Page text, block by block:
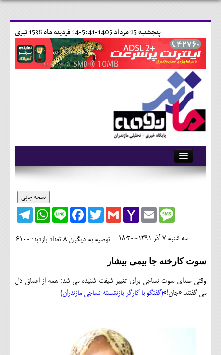
14 فردينه ماه 1538 تبری پنجشنبه 15 مرداد 1405-5:41-
آرشیو
وبلاگ
حقوقی
نسخه چاپی
Telegram
WhatsApp Line
FacebookTwitterGmailYahoo
Mail
EmailMessage
تعداد بازدید: 6100 توصیه به دیگران 8 سه شنبه 7 آذر 1391-18:30
سوت کارخنه جا بیمی بیشار
وقتی صدای سوت نساجی برای تغییر شیفت شنیده می شد؛ همه از اعماق دل
می گفتند «جان!»(گفتگو با کارگر بازنشسته نساجی مازندران)